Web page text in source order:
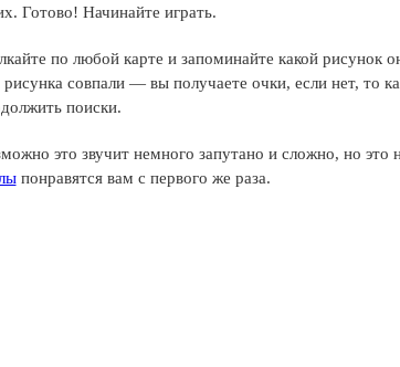
Готово! Начинайте играть.
по любой карте и запоминайте какой рисунок
рисунка совпали — вы получаете очки, если нет, то
поиски.
это звучит немного запутано и сложно, но это
понравятся вам с первого же раза.